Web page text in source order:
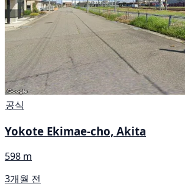
공식
Yokote Ekimae-cho, Akita
598 m
3개월 전